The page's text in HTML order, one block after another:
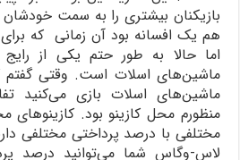
بازیکنان بیشتری را به سمت
هم یک افسانه بود آن زمانی‌ که برای
اما حالا به طور حتم یکی از رایج
ماشین‌های اسلات است. وقتی گفتم
ماشین‌های اسلات بازی می‌کنید
منظورم محل کازینو بود.
مختلفی با درصد پرداختی مختلفی